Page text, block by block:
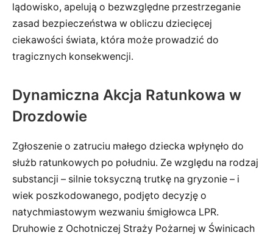
lądowisko, apelują o bezwzględne przestrzeganie
zasad bezpieczeństwa w obliczu dziecięcej
ciekawości świata, która może prowadzić do
tragicznych konsekwencji.
Dynamiczna Akcja Ratunkowa w
Drozdowie
Zgłoszenie o zatruciu małego dziecka wpłynęło do
służb ratunkowych po południu. Ze względu na rodzaj
substancji – silnie toksyczną trutkę na gryzonie – i
wiek poszkodowanego, podjęto decyzję o
natychmiastowym wezwaniu śmigłowca LPR.
Druhowie z Ochotniczej Straży Pożarnej w Świnicach